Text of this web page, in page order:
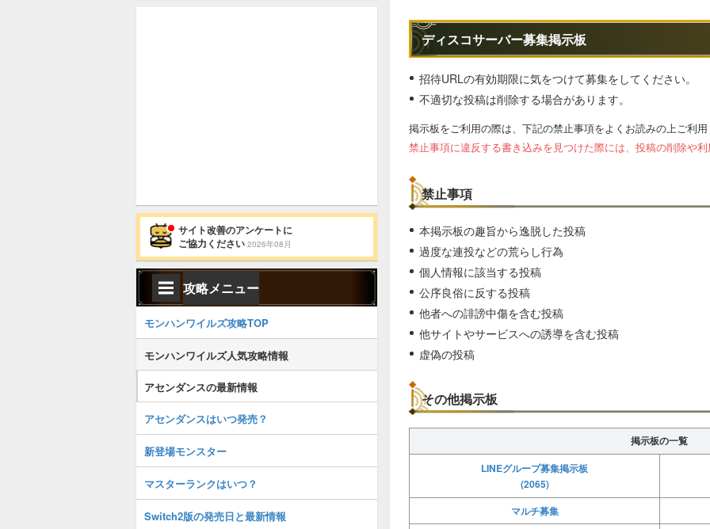
ディスコサーバー募集掲示板
招待URLの有効期限に気をつけて募集をしてください。
不適切な投稿は削除する場合があります。
掲示板をご利用の際は、下記の禁止事項をよくお読みの上ご利
禁止事項に違反する書き込みを見つけた際には、投稿の削除や
禁止事項
本掲示板の趣旨から逸脱した投稿
過度な連投などの荒らし行為
個人情報に該当する投稿
公序良俗に反する投稿
他者への誹謗中傷を含む投稿
他サイトやサービスへの誘導を含む投稿
虚偽の投稿
その他掲示板
掲示板の一覧
LINEグループ募集掲示板
(2065)
マルチ募集
サイト改善のアンケートに
ご協力ください 2026年08月
攻略メニュー
モンハンワイルズ攻略TOP
モンハンワイルズ人気攻略情報
アセンダンスの最新情報
アセンダンスはいつ発売？
新登場モンスター
マスターランクはいつ？
Switch2版の発売日と最新情報